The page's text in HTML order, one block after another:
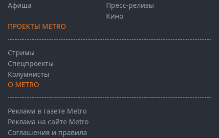
Афиша
Пресс-релизы
Кино
ПРОЕКТЫ METRO
Стримы
Спецпроекты
Колумнисты
О METRO
Реклама в газете Metro
Реклама на сайте Metro
Соглашения и правила